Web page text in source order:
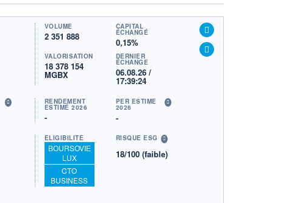
VOLUME
2 351 888
CAPITAL
ÉCHANGÉ
0,15%
VALORISATION
18 378 154
MGBX
DERNIER
ÉCHANGE
06.08.26 /
17:39:24
RENDEMENT
ESTIMÉ 2026
-
PER ESTIMÉ
2026
-
ÉLIGIBILITÉ
BOURSOVIE
LUX
CTO
BUSINESS
RISQUE ESG
18/100 (faible)